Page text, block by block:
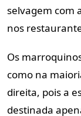
selvagem com
nos
Os
como na
direita, pois a
destinada